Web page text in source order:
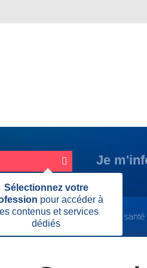
Je
Sélectionnez votre
pour accéder à
contenus et services
dédiés
cette
coordonné
Centre de santé